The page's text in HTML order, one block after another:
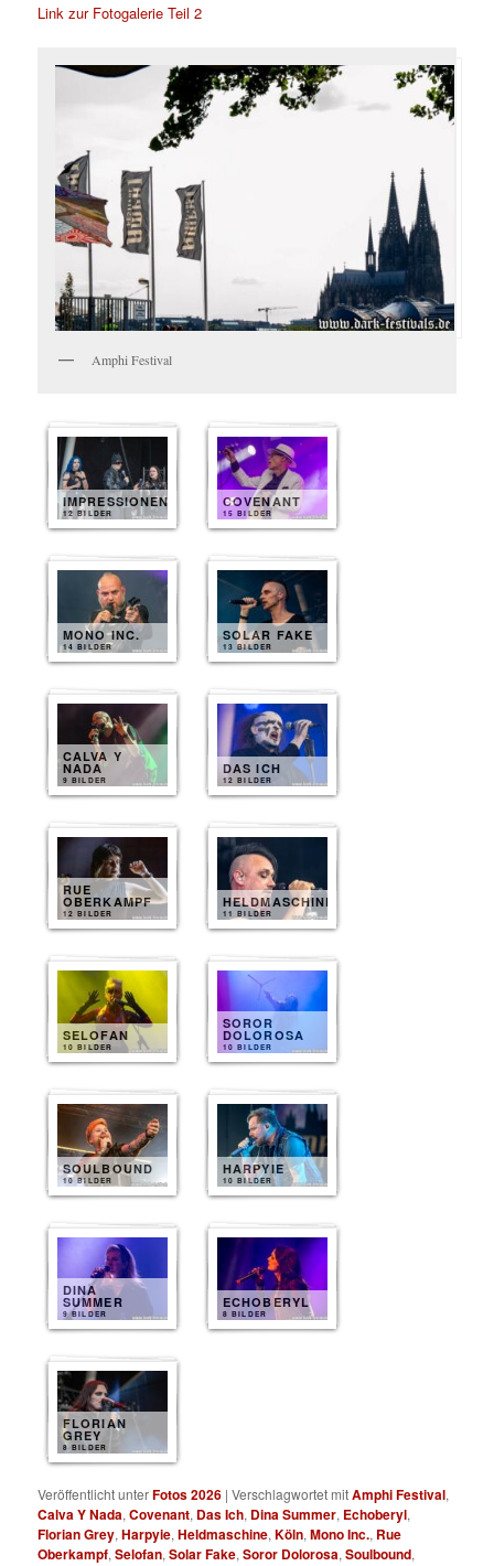
Link zur Fotogalerie Teil 2
Amphi Festival
IMPRESSIONEN
12 BILDER
COVENANT
15 BILDER
MONO INC.
14 BILDER
SOLAR FAKE
13 BILDER
CALVA Y
NADA
9 BILDER
DAS ICH
12 BILDER
RUE
OBERKAMPF
12 BILDER
HELDMASCHINE
11 BILDER
SELOFAN
10 BILDER
SOROR
DOLOROSA
10 BILDER
SOULBOUND
10 BILDER
HARPYIE
10 BILDER
DINA
SUMMER
9 BILDER
ECHOBERYL
8 BILDER
FLORIAN
GREY
8 BILDER
Veröffentlicht unterFotos 2026 |Verschlagwortet mitAmphi Festival,
Calva Y Nada,Covenant, Das Ich, Dina Summer, Echoberyl,
Florian Grey,Harpyie,Heldmaschine,Köln,Mono Inc., Rue
Oberkampf,Selofan,Solar Fake,Soror Dolorosa,Soulbound,